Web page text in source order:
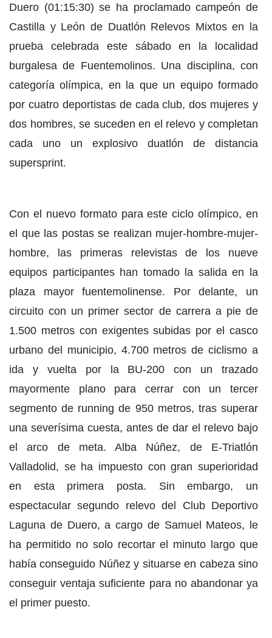
Duero (01:15:30) se ha proclamado campeón de
Castilla y León de Duatlón Relevos Mixtos en la
prueba celebrada este sábado en la localidad
burgalesa de Fuentemolinos. Una disciplina, con
categoría olímpica, en la que un equipo formado
por cuatro deportistas de cada club, dos mujeres y
dos hombres, se suceden en el relevo y completan
cada uno un explosivo duatlón de distancia
supersprint.
Con el nuevo formato para este ciclo olímpico, en
el que las postas se realizan mujer-hombre-mujer-
hombre, las primeras relevistas de los nueve
equipos participantes han tomado la salida en la
plaza mayor fuentemolinense. Por delante, un
circuito con un primer sector de carrera a pie de
1.500 metros con exigentes subidas por el casco
urbano del municipio, 4.700 metros de ciclismo a
ida y vuelta por la BU-200 con un trazado
mayormente plano para cerrar con un tercer
segmento de running de 950 metros, tras superar
una severísima cuesta, antes de dar el relevo bajo
el arco de meta. Alba Núñez, de E-Triatlón
Valladolid, se ha impuesto con gran superioridad
en esta primera posta. Sin embargo, un
espectacular segundo relevo del Club Deportivo
Laguna de Duero, a cargo de Samuel Mateos, le
ha permitido no solo recortar el minuto largo que
había conseguido Núñez y situarse en cabeza sino
conseguir ventaja suficiente para no abandonar ya
el primer puesto.